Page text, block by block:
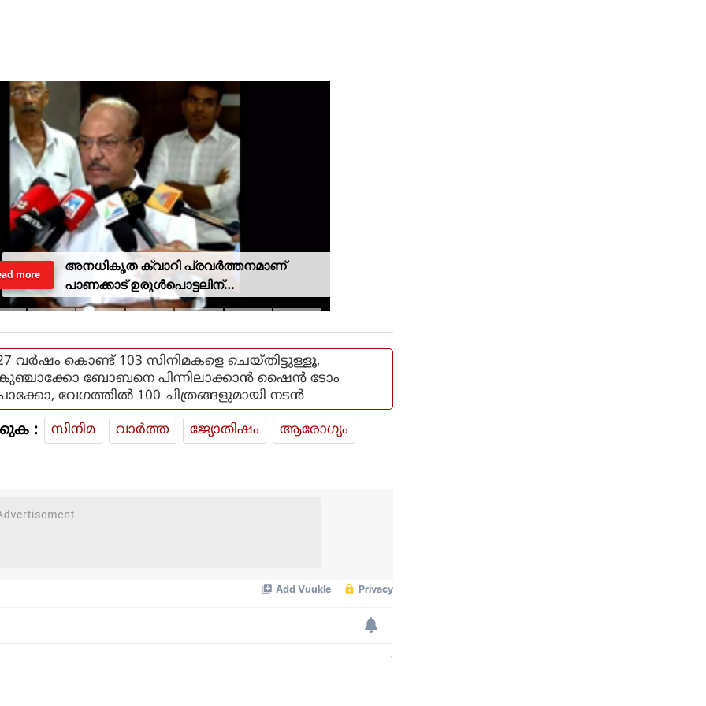
അനധികൃത ക്വാറി പ്രവര്‍ത്തനമാണ്
പാണക്കാട് ഉരുള്‍പൊട്ടലിന്
കാരണമായതെന്ന് മന്ത്രി പികെ
more
വര്‍ഷം കൊണ്ട് 103 സിനിമകളെ ചെയ്തിട്ടുള്ളൂ,
ബോബനെ പിന്നിലാക്കാന്‍ ഷൈന്‍ ടോം
വേഗത്തില്‍ 100 ചിത്രങ്ങളുമായി നടന്‍
: സിനിമ വാര്‍ത്ത ജ്യോതിഷം ആരോഗ്യം